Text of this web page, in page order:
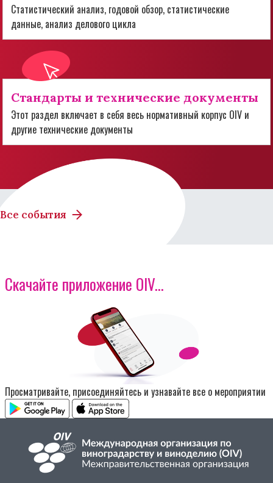
Статистический анализ, годовой обзор, статистические
данные, анализ делового цикла
Стандарты и технические документы
Этот раздел включает в себя весь нормативный корпус OIV и
другие технические документы
Все события
Скачайте приложение OIV...
Изображение
Просматривайте, присоединяйтесь и узнавайте все о мероприятии